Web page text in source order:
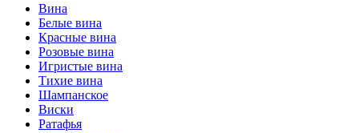
Вина
Белые вина
Красные вина
Розовые вина
Игристые вина
Тихие вина
Шампанское
Виски
Ратафья